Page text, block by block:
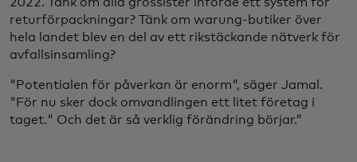
returförpackningar? Tänk om warung-butiker över
hela landet blev en del av ett rikstäckande nätverk för
avfallsinsamling?
"Potentialen för påverkan är enorm", säger Jamal.
"För nu sker dock omvandlingen ett litet företag i
taget." Och det är så verklig förändring börjar.”